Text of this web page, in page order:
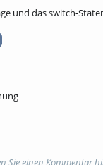
und das switch-
Sie einen Kommentar